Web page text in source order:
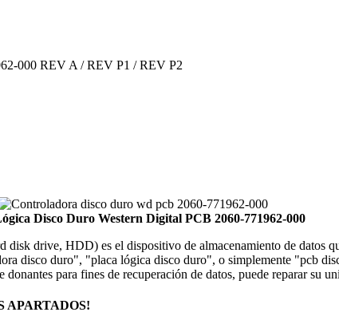
000 REV A / REV P1 / REV P2
Disco Duro Western Digital PCB 2060-771962-000
drive, HDD) es el dispositivo de almacenamiento de datos
disco duro", "placa lógica disco duro", o simplemente "pcb
para fines de recuperación de datos, puede reparar su
APARTADOS!